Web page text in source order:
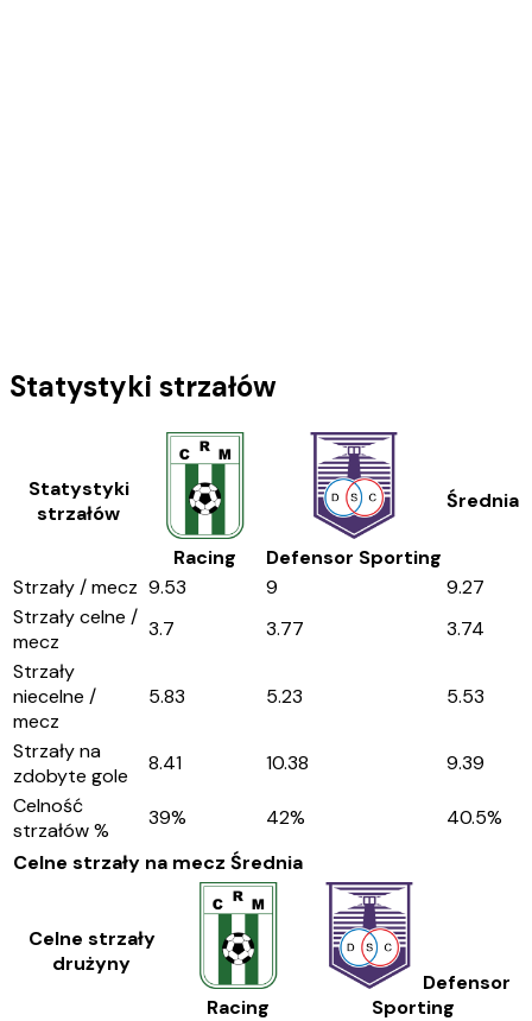
Statystyki strzałów
Statystyki
strzałów
Racing
Defensor Sporting
Średnia
Strzały / mecz 9.53 9
9.27
Strzały celne /
mecz
3.7 3.77
3.74
Strzały
niecelne /
mecz
5.83 5.23 5.53
Strzały na
zdobyte gole
8.41 10.38
9.39
Celność
strzałów %
39% 42% 40.5%
Celne strzały na mecz Średnia
Celne strzały
drużyny
Racing
Defensor
Sporting